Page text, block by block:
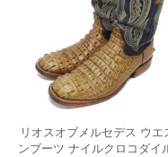
リオスオブメルセデス ウエ
ンブーツ ナイルクロコダイ